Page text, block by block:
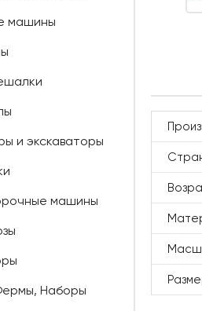
машины
и экскаваторы
машины
Наборы